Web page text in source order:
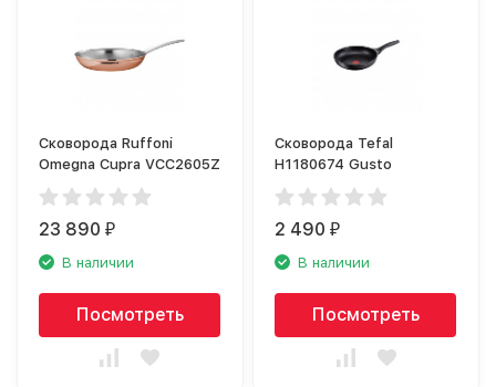
Сковорода Ruffoni
Omegna Cupra VCC2605Z
23 890₽
В наличии
Посмотреть
Сковорода Tefal
H1180674 Gusto
2 490₽
В наличии
Посмотреть